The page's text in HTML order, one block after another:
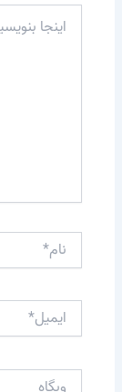
اینجا
بنویسید…
نام*
ایمیل*
وبگاه